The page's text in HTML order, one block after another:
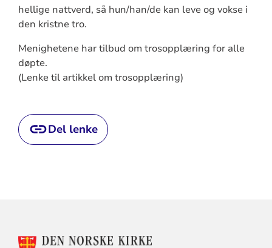
hellige nattverd, så hun/han/de kan leve og vokse i
den kristne tro.
Menighetene har tilbud om trosopplæring for alle
døpte.
(Lenke til artikkel om trosopplæring)
Del lenke
KONTAKTINFORMASJON